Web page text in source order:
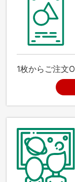
1枚からご注文